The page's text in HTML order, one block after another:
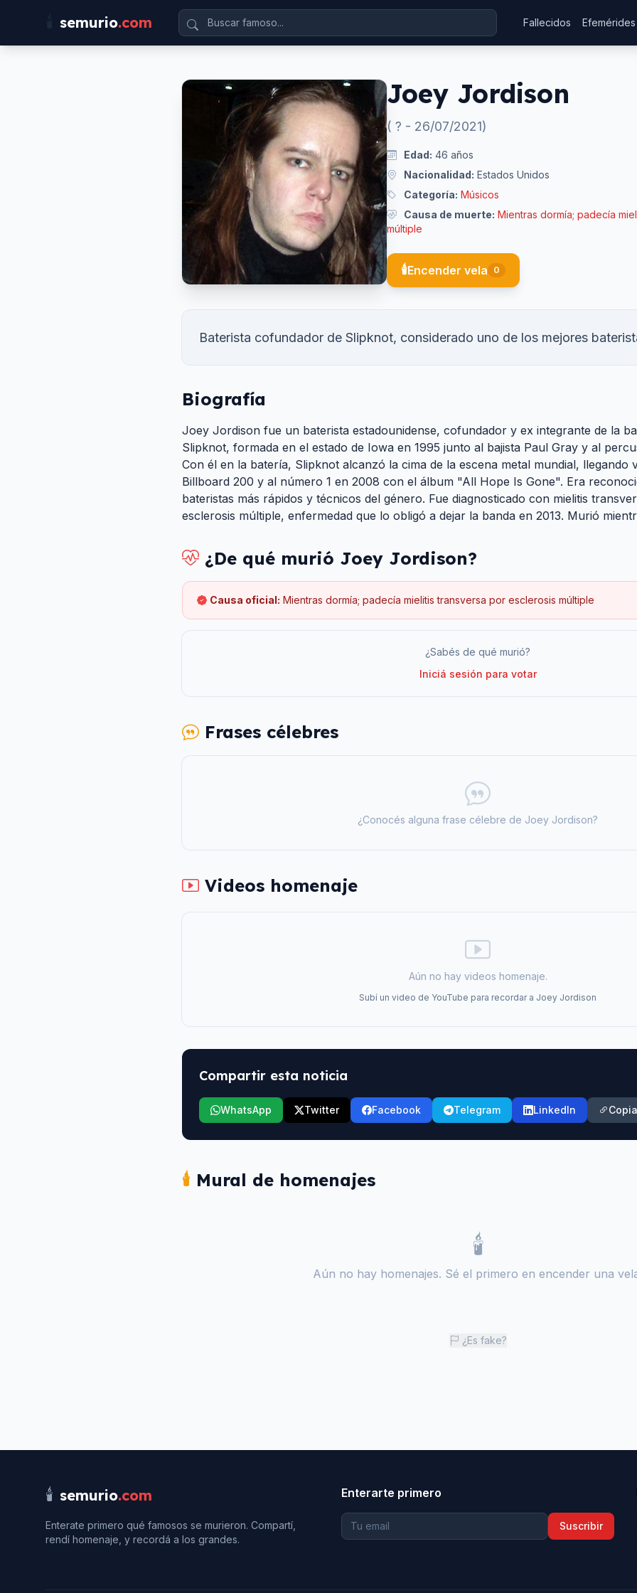
semurio.com Fallecidos Efemérides
Joey Jordison
( ? - 26/07/2021)
Edad: 46 años
Nacionalidad: Estados Unidos
Categoría: Músicos
Causa de muerte: Mientras dormía; padecía
múltiple
🕯️Encender vela 0
Baterista cofundador de Slipknot, considerado uno de los mejores
Biografía
Joey Jordison fue un baterista estadounidense, cofundador y ex integrante de la
Slipknot, formada en el estado de Iowa en 1995 junto al bajista Paul Gray y al
Con él en la batería, Slipknot alcanzó la cima de la escena metal mundial, llegando
Billboard 200 y al número 1 en 2008 con el álbum "All Hope Is Gone". Era
bateristas más rápidos y técnicos del género. Fue diagnosticado con mielitis
esclerosis múltiple, enfermedad que lo obligó a dejar la banda en 2013. Murió
¿De qué murió Joey Jordison?
Causa oficial: Mientras dormía; padecía mielitis transversa por esclerosis múltiple
¿Sabés de qué murió?
Iniciá sesión para votar
Frases célebres
¿Conocés alguna frase célebre de Joey Jordison?
Videos homenaje
Aún no hay videos homenaje.
Subí un video de YouTube para recordar a Joey Jordison
Compartir esta noticia
WhatsApp Twitter Facebook Telegram LinkedIn
🕯️ Mural de homenajes
🕯️
Aún no hay homenajes. Sé el primero en encender una
¿Es fake?
🕯️ semurio.com
Enterate primero qué famosos se murieron. Compartí,
rendí homenaje, y recordá a los grandes.
Enterarte primero
Suscribir